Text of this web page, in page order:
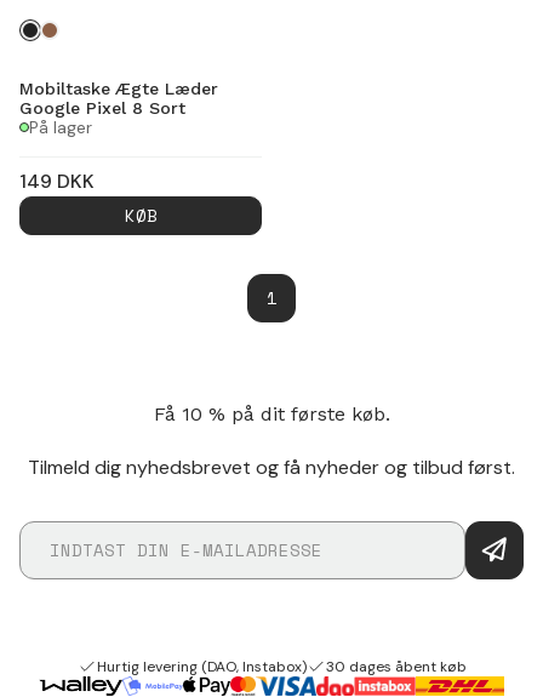
Mobiltaske Ægte Læder
Google Pixel 8 Sort
På lager
149 DKK
KØB
1
Få 10 % på dit første køb.
Tilmeld dig nyhedsbrevet og få nyheder og tilbud først.
Hurtig levering (DAO, Instabox) 30 dages åbent køb